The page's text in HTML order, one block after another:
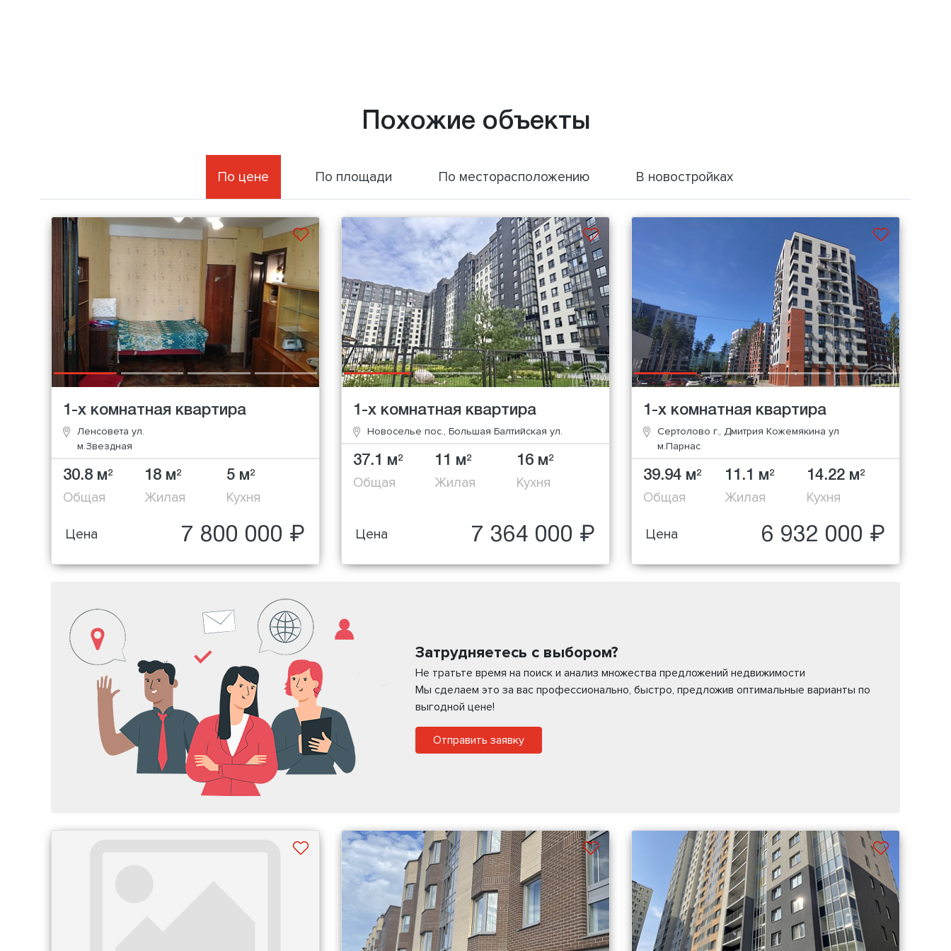
Похожие объекты
По цене По площади По месторасположению В новостройках
1-х комнатная квартира
Ленсовета ул.
м.Звездная
30.8 м2
Общая
18 м2
Жилая
5 м2
Кухня
Цена 7 800 000 ₽
1-х комнатная квартира
Новоселье пос., Большая Балтийская ул.
37.1 м2
Общая
11 м2
Жилая
16 м2
Кухня
Цена 7 364 000 ₽
1-х комнатная квартира
Сертолово г., Дмитрия Кожемякина ул
м.Парнас
39.94 м2
Общая
11.1 м2
Жилая
14.22 м2
Кухня
Цена 6 932 000 ₽
Затрудняетесь с выбором?
Не тратьте время на поиск и анализ множества предложений недвижимости
Мы сделаем это за вас профессионально, быстро, предложив оптимальные варианты по
выгодной цене!
Отправить заявку